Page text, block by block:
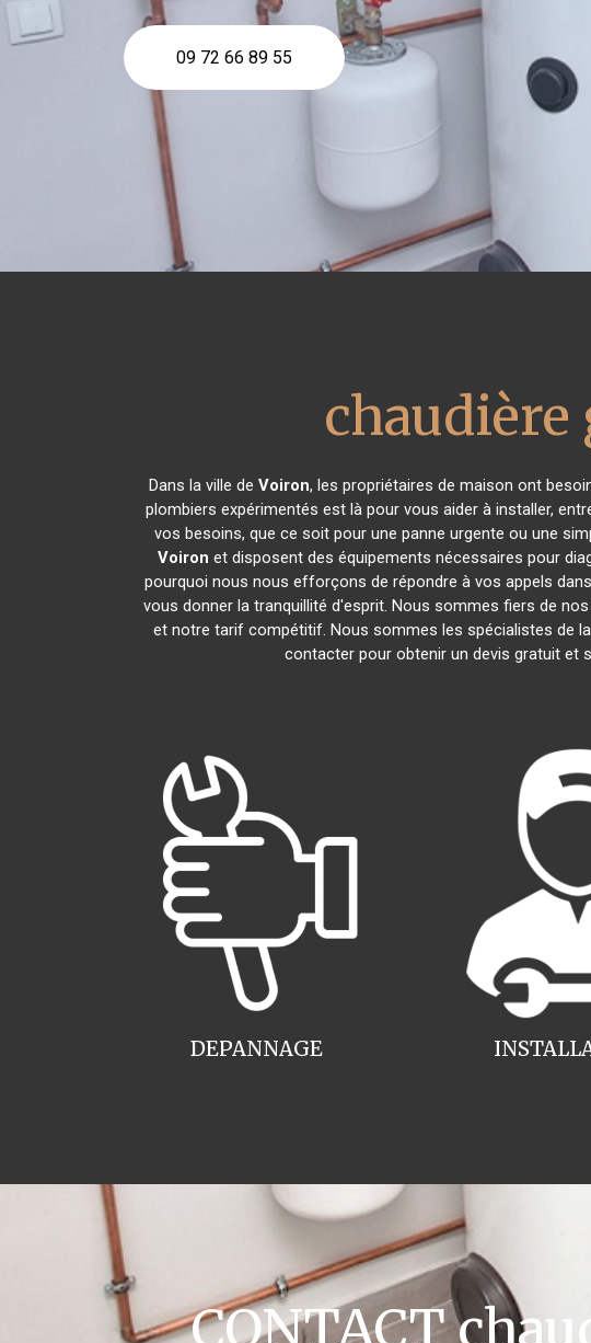
09 72 66 89 55
chaudière
Dans la ville de Voiron, les propriétaires de maison ont
plombiers expérimentés est là pour vous aider à installer,
vos besoins, que ce soit pour une panne urgente ou une
Voiron et disposent des équipements nécessaires pour
pourquoi nous nous efforçons de répondre à vos appels
vous donner la tranquillité d'esprit. Nous sommes fiers de
et notre tarif compétitif. Nous sommes les spécialistes de la
contacter pour obtenir un devis gratuit et
DEPANNAGE
CONTACT